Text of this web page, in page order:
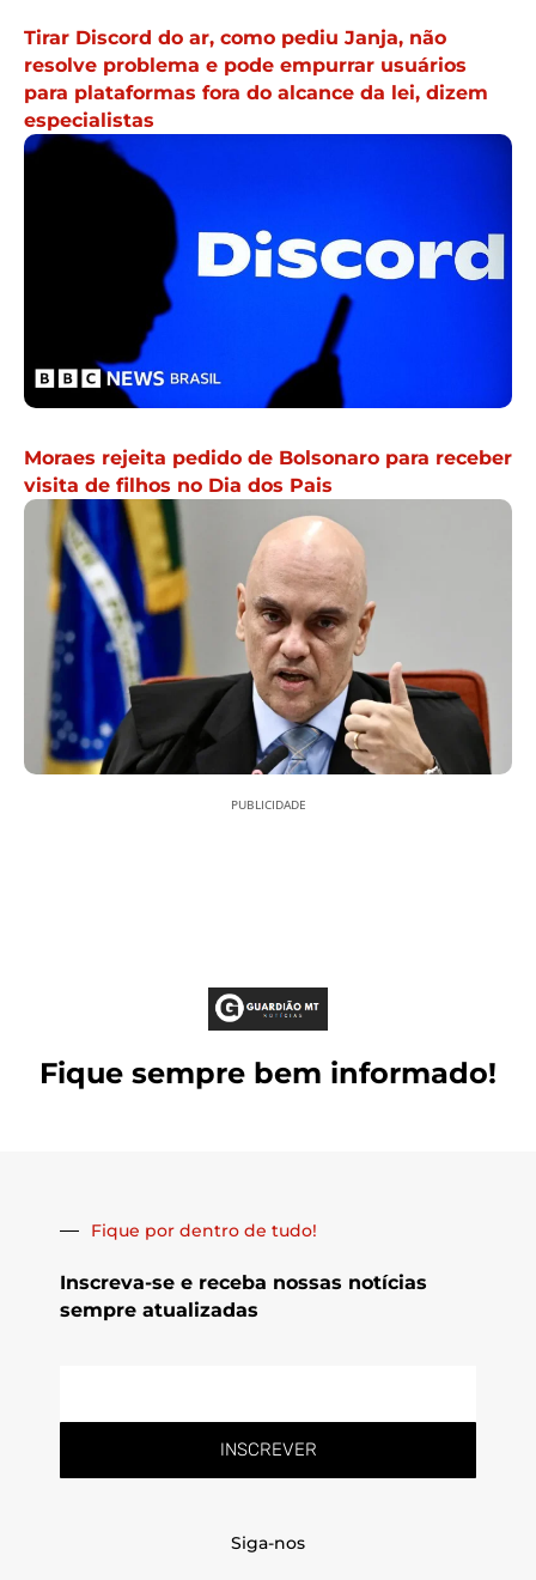
Tirar Discord do ar, como pediu Janja, não
resolve problema e pode empurrar usuários
para plataformas fora do alcance da lei, dizem
especialistas
Moraes rejeita pedido de Bolsonaro para receber
visita de filhos no Dia dos Pais
PUBLICIDADE
Fique sempre bem informado!
Fique por dentro de tudo!
Inscreva-se e receba nossas notícias
sempre atualizadas
INSCREVER
Siga-nos